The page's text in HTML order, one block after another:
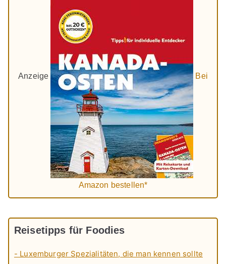
Anzeige Bei
Amazon bestellen*
Reisetipps für Foodies
- Luxemburger Spezialitäten, die man kennen sollte